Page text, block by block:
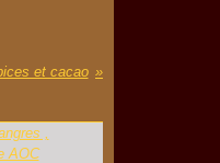
et cacao